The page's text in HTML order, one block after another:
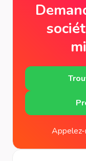
Appelez-